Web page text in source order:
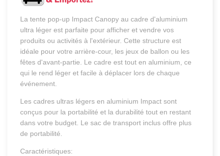
La tente pop-up Impact Canopy au cadre d'aluminium
ultra léger est parfaite pour afficher et vendre vos
produits ou activités à l'extérieur. Cette structure est
idéale pour votre arrière-cour, les jeux de ballon ou les
fêtes d'avant-partie. Le cadre est tout en aluminium, ce
qui le rend léger et facile à déplacer lors de chaque
événement.
Les cadres ultras légers en aluminium Impact sont
conçus pour la portabilité et la durabilité tout en restant
dans votre budget. Le sac de transport inclus offre plus
de portabilité.
Caractéristiques: